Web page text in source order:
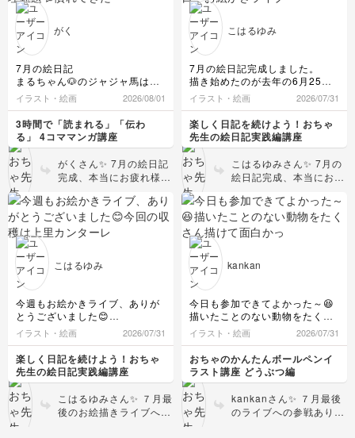
と音楽の最高の思い出
に生き生きと残されてい
す〜！本当に歩いていて
ワクワクするような気持
ちになります！！来月も
youさんらしく、ワクワ
クする日常をのびのび描
いてください！嬉しいレ
ポートをありがとうござ
いました！また次回もお
待ちしています〜！👋💞
ましたね〜👍✨素晴らしいです
👏👏👏
1週間がとても早く感じるの
は、きっと日々が充実している
からですよね！また、来週もあ
っという間に金曜日になるんだ
ろうなぁ〜と思いつつ、また楽
しく描けること期待しておりま
す✨宜しくお願い致します🙇
途中でアーカイブに切り
てくださってありがとう
ございます👏✨上里カン
ターレの描き、マニアッ
ク珍動物たち、マンスリ
ー絵日記への仲間入り決
定ですね！楽しみです🏰
🦓 うーちゃんママの発
想は素晴らしすぎて私も
感動しちゃいましたー
ー！！🤣🤣👍✨ ステラの
いい解釈が生まれて最高
に素敵な仕上がりになり
ましたね！ 本当に「1週
間があっという間」は
ですね！また今週も、金
みに待っています！お疲
れ様でした〜〜！🙇💞
した✨️
焦らず、また8月もコツコツや
っていきます🥰られましたね💦お疲れは
毎日のなかで、日記を完
成させただけでも素晴ら
しいのに、ペンの変更や
水彩色鉛筆・色鉛筆の使
い分けといった試行錯誤
までされていたなん
て…！お絵描きへの熱意
と探究心、本当に凄すぎ
て頭が下がります👏👏画
材の組み合わせを変える
の、とっても素敵な実験
ですね！代わり映えしな
いなんて全然そんなこと
ないですよ。大変な日々
7月のページは、後で見
になりますね😊 もっと
上達するという前向きな
気持ち、とっても素敵で
す！その想いがあれば、
これからもっともっと描
くのが楽しくなります
ね！8月もkankanさんの
ペースで、のんびりコツ
コツ楽しんでいきましょ
がく
7月の絵日記
まるちゃん🐶のジャジャ馬は、
おばちゃんに無理難題💦慣れて
きた矢先の月末にはアクシデン
トがチョッとじゃ済まなくなっ
て😓８月の日常はどんなものか
コツコツ絵日記に残そうと思い
ます☺️liveもまばらの参加です
が少しでもお会いしたいです✨
イラスト・絵画 2026/08/01
3時間で「読まれる」「伝わ
る」 4コママンガ講座
がくさん✨ 7月の絵日記
完成、本当にお疲れ様で
ん🐶のジャジャ馬っぷり
に加え、月末にチョッと
じゃ済まないアクシデン
中！？？一体何が…😨😨
越えられましたね😭 お
疲れは出ていませんか？
そんな大変な状況のな
か、しっかり7月の日記
を形にされたこと、本当
に素晴らしいです👏👏✨
日記に描いておくこと
で、いつか振り返ったと
きに「あの時は大変だっ
たけど、これも愛おしい
こはるゆみ
7月の絵日記完成しました。
描き始めたのが去年の6月25
日、お絵かきライブに参加し始
めてからも一年経ちました♪
今月は説明書き多めな感じです
が、カカポに支えられた小春を
描いたので許してくださいませ
m(_ _)m
イラスト・絵画 2026/07/31
楽しく日記を続けよう！おちゃ
先生の絵日記実践編講座
こはるゆみさん✨ 7月の
絵日記完成、本当におめ
ー！！🎉✨ そしてそし
て……お絵描きライブ参
加＆絵日記スタートから
りがとうございますー
のハルマルと拍手！！👏
👏✨ 1年という長い時
間、ゆみさんの大切な日
常のそばに私の講座を置
いてくださったこと、本
当に感謝しかありませ
ん。コツコツ続けてこら
れたこと、本当に尊敬し
ます…！今月は説明書き
多めでも、全然問題なし
こはるゆみ
今週もお絵かきライブ、ありが
とうございました😊
今回の収穫は上里カンターレが
SAから歩いて行けるということ
が分かったことでした😆
タスマニアデビルに踏みつけら
れたセンザンコウの子ども（私
の配置ミス💦）、面長になった
フェネック、やっぱり難しかっ
たですか、楽しい時間をありが
とうございました♪
イラスト・絵画 2026/07/31
楽しく日記を続けよう！おちゃ
先生の絵日記実践編講座
こはるゆみさん✨ ７月最
後のお絵描きライブへの
kankan
今日も参加できてよかった～😆
描いたことのない動物をたくさ
ん描けて面白かったです🦓
それと四角いコマに描くのは、
先生と同じように描いているつ
もりなのにちょっとずつ先生よ
り大きくなってうまく収まらな
いのが不思議でした😧
丸シールも増えて、カルタも描
けてこんなに眠いのに全部描い
てるわたしすごいかも、と自分
イラスト・絵画 2026/07/31
おちゃのかんたんボールペンイ
ラスト講座 どうぶつ編
kankanさん✨ ７月最後
のライブへの参戦ありが